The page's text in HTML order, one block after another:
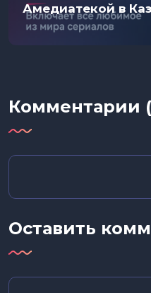
Амедиатекой в
Комментарии
Оставить